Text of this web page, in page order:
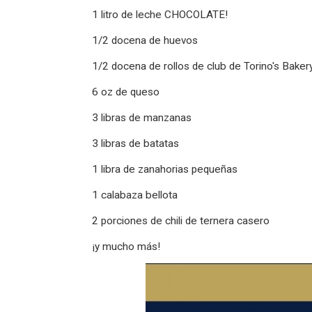
1 litro de leche CHOCOLATE!
1/2 docena de huevos
1/2 docena de rollos de club de Torino's
6 oz de queso
3 libras de manzanas
3 libras de batatas
1 libra de zanahorias pequeñas
1 calabaza bellota
2 porciones de chili de ternera casero
¡y mucho más!